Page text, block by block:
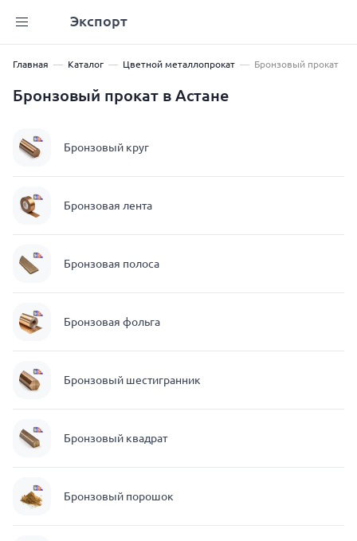
Экспорт
Главная Каталог Цветной металлопрокат Бронзовый прокат
Бронзовый прокат в Астане
Бронзовый круг
Бронзовая лента
Бронзовая полоса
Бронзовая фольга
Бронзовый шестигранник
Бронзовый квадрат
Бронзовый порошок